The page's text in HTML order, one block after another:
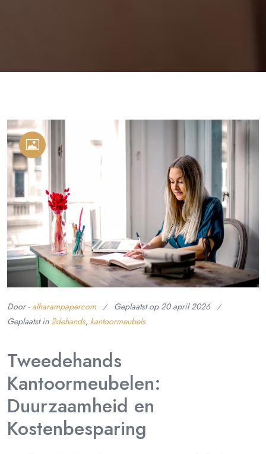
Door - alharampapercom Geplaatst op20 april 2026
Geplaatst in2dehands, kantoormeubels
Tweedehands
Kantoormeubelen:
Duurzaamheid en
Kostenbesparing